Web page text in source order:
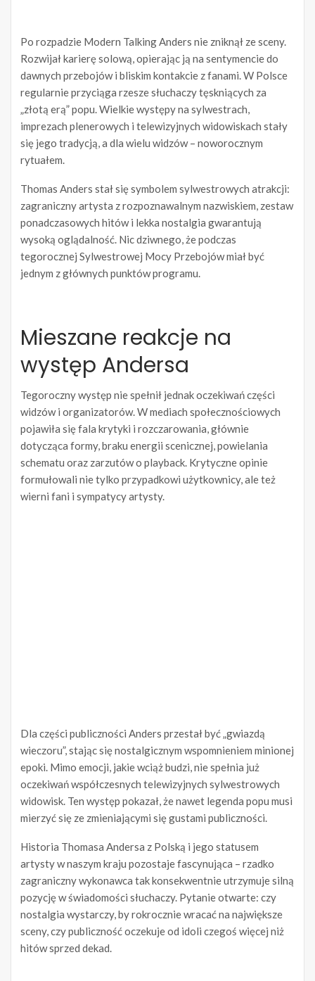
Po rozpadzie Modern Talking Anders nie zniknął ze sceny.
Rozwijał karierę solową, opierając ją na sentymencie do
dawnych przebojów i bliskim kontakcie z fanami. W Polsce
regularnie przyciąga rzesze słuchaczy tęskniących za
„złotą erą” popu. Wielkie występy na sylwestrach,
imprezach plenerowych i telewizyjnych widowiskach stały
się jego tradycją, a dla wielu widzów – noworocznym
rytuałem.
Thomas Anders stał się symbolem sylwestrowych atrakcji:
zagraniczny artysta z rozpoznawalnym nazwiskiem, zestaw
ponadczasowych hitów i lekka nostalgia gwarantują
wysoką oglądalność. Nic dziwnego, że podczas
tegorocznej Sylwestrowej Mocy Przebojów miał być
jednym z głównych punktów programu.
Mieszane reakcje na
występ Andersa
Tegoroczny występ nie spełnił jednak oczekiwań części
widzów i organizatorów. W mediach społecznościowych
pojawiła się fala krytyki i rozczarowania, głównie
dotycząca formy, braku energii scenicznej, powielania
schematu oraz zarzutów o playback. Krytyczne opinie
formułowali nie tylko przypadkowi użytkownicy, ale też
wierni fani i sympatycy artysty.
Dla części publiczności Anders przestał być „gwiazdą
wieczoru”, stając się nostalgicznym wspomnieniem minionej
epoki. Mimo emocji, jakie wciąż budzi, nie spełnia już
oczekiwań współczesnych telewizyjnych sylwestrowych
widowisk. Ten występ pokazał, że nawet legenda popu musi
mierzyć się ze zmieniającymi się gustami publiczności.
Historia Thomasa Andersa z Polską i jego statusem
artysty w naszym kraju pozostaje fascynująca – rzadko
zagraniczny wykonawca tak konsekwentnie utrzymuje silną
pozycję w świadomości słuchaczy. Pytanie otwarte: czy
nostalgia wystarczy, by rokrocznie wracać na największe
sceny, czy publiczność oczekuje od idoli czegoś więcej niż
hitów sprzed dekad.